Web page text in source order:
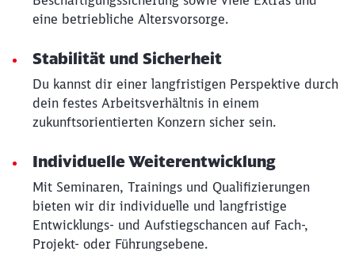
eine betriebliche Altersvorsorge.
Stabilität und Sicherheit
Du kannst dir einer langfristigen Perspektive durch
dein festes Arbeitsverhältnis in einem
zukunftsorientierten Konzern sicher sein.
Individuelle Weiterentwicklung
Mit Seminaren, Trainings und Qualifizierungen
bieten wir dir individuelle und langfristige
Entwicklungs- und Aufstiegschancen auf Fach-,
Projekt- oder Führungsebene.